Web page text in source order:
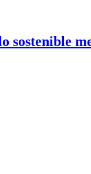
sostenible